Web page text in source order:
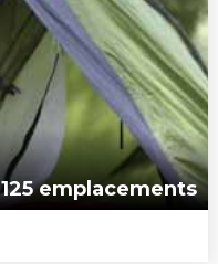
125 emplacements